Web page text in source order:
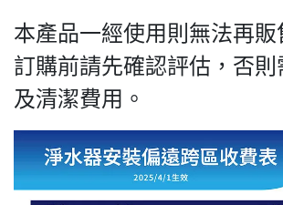
本產品一經使用則無法再販
訂購前請先確認評估，否則
及清潔費用。